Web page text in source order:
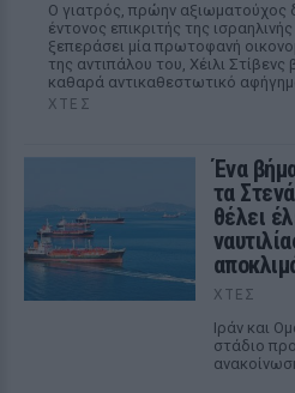
Ο γιατρός, πρώην αξιωματούχος
έντονος επικριτής της
ξεπεράσει μία πρωτοφανή
της αντιπάλου του, Χέιλι
καθαρά αντικαθεστωτικό
ΧΤΕΣ
Ένα
τα
θέλει
ΧΤΕΣ
Ιράν και
στάδιο